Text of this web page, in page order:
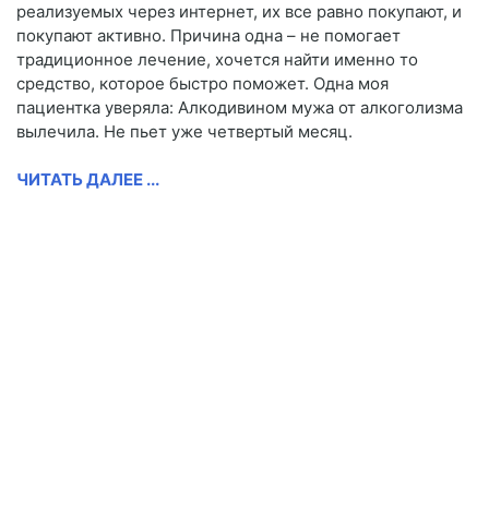
реализуемых через интернет, их все равно покупают, и
покупают активно. Причина одна – не помогает
традиционное лечение, хочется найти именно то
средство, которое быстро поможет. Одна моя
пациентка уверяла: Алкодивином мужа от алкоголизма
вылечила. Не пьет уже четвертый месяц.
ЧИТАТЬ ДАЛЕЕ ...